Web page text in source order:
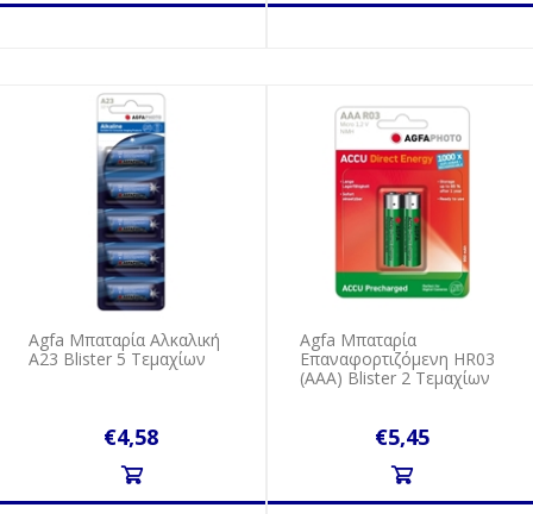
Agfa Μπαταρία Αλκαλική
A23 Blister 5 Τεμαχίων
€4,58
Agfa Μπαταρία
Επαναφορτιζόμενη ΗR03
(AAA) Blister 2 Τεμαχίων
€5,45